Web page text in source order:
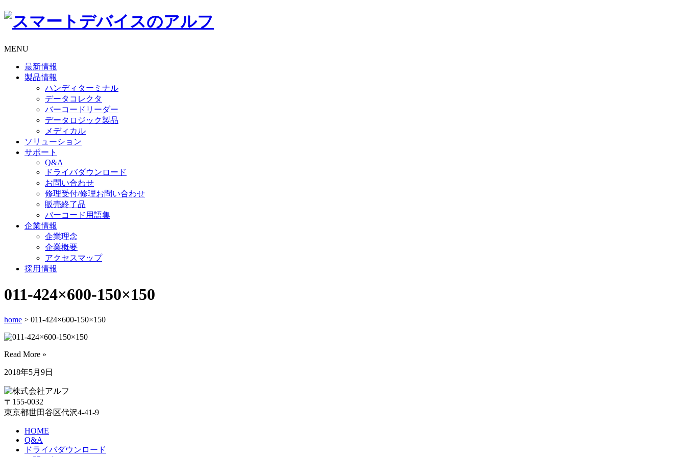
MENU
最新情報
製品情報
ハンディターミナル
データコレクタ
バーコードリーダー
データロジック製品
メディカル
ソリューション
サポート
Q&A
ドライバダウンロード
お問い合わせ
修理受付/修理お問い合わせ
販売終了品
バーコード用語集
企業情報
企業理念
企業概要
アクセスマップ
採用情報
011-424×600-150×150
home > 011-424×600-150×150
Read More »
2018年5月9日
〒155-0032
東京都世田谷区代沢4-41-9
HOME
Q&A
ドライバダウンロード